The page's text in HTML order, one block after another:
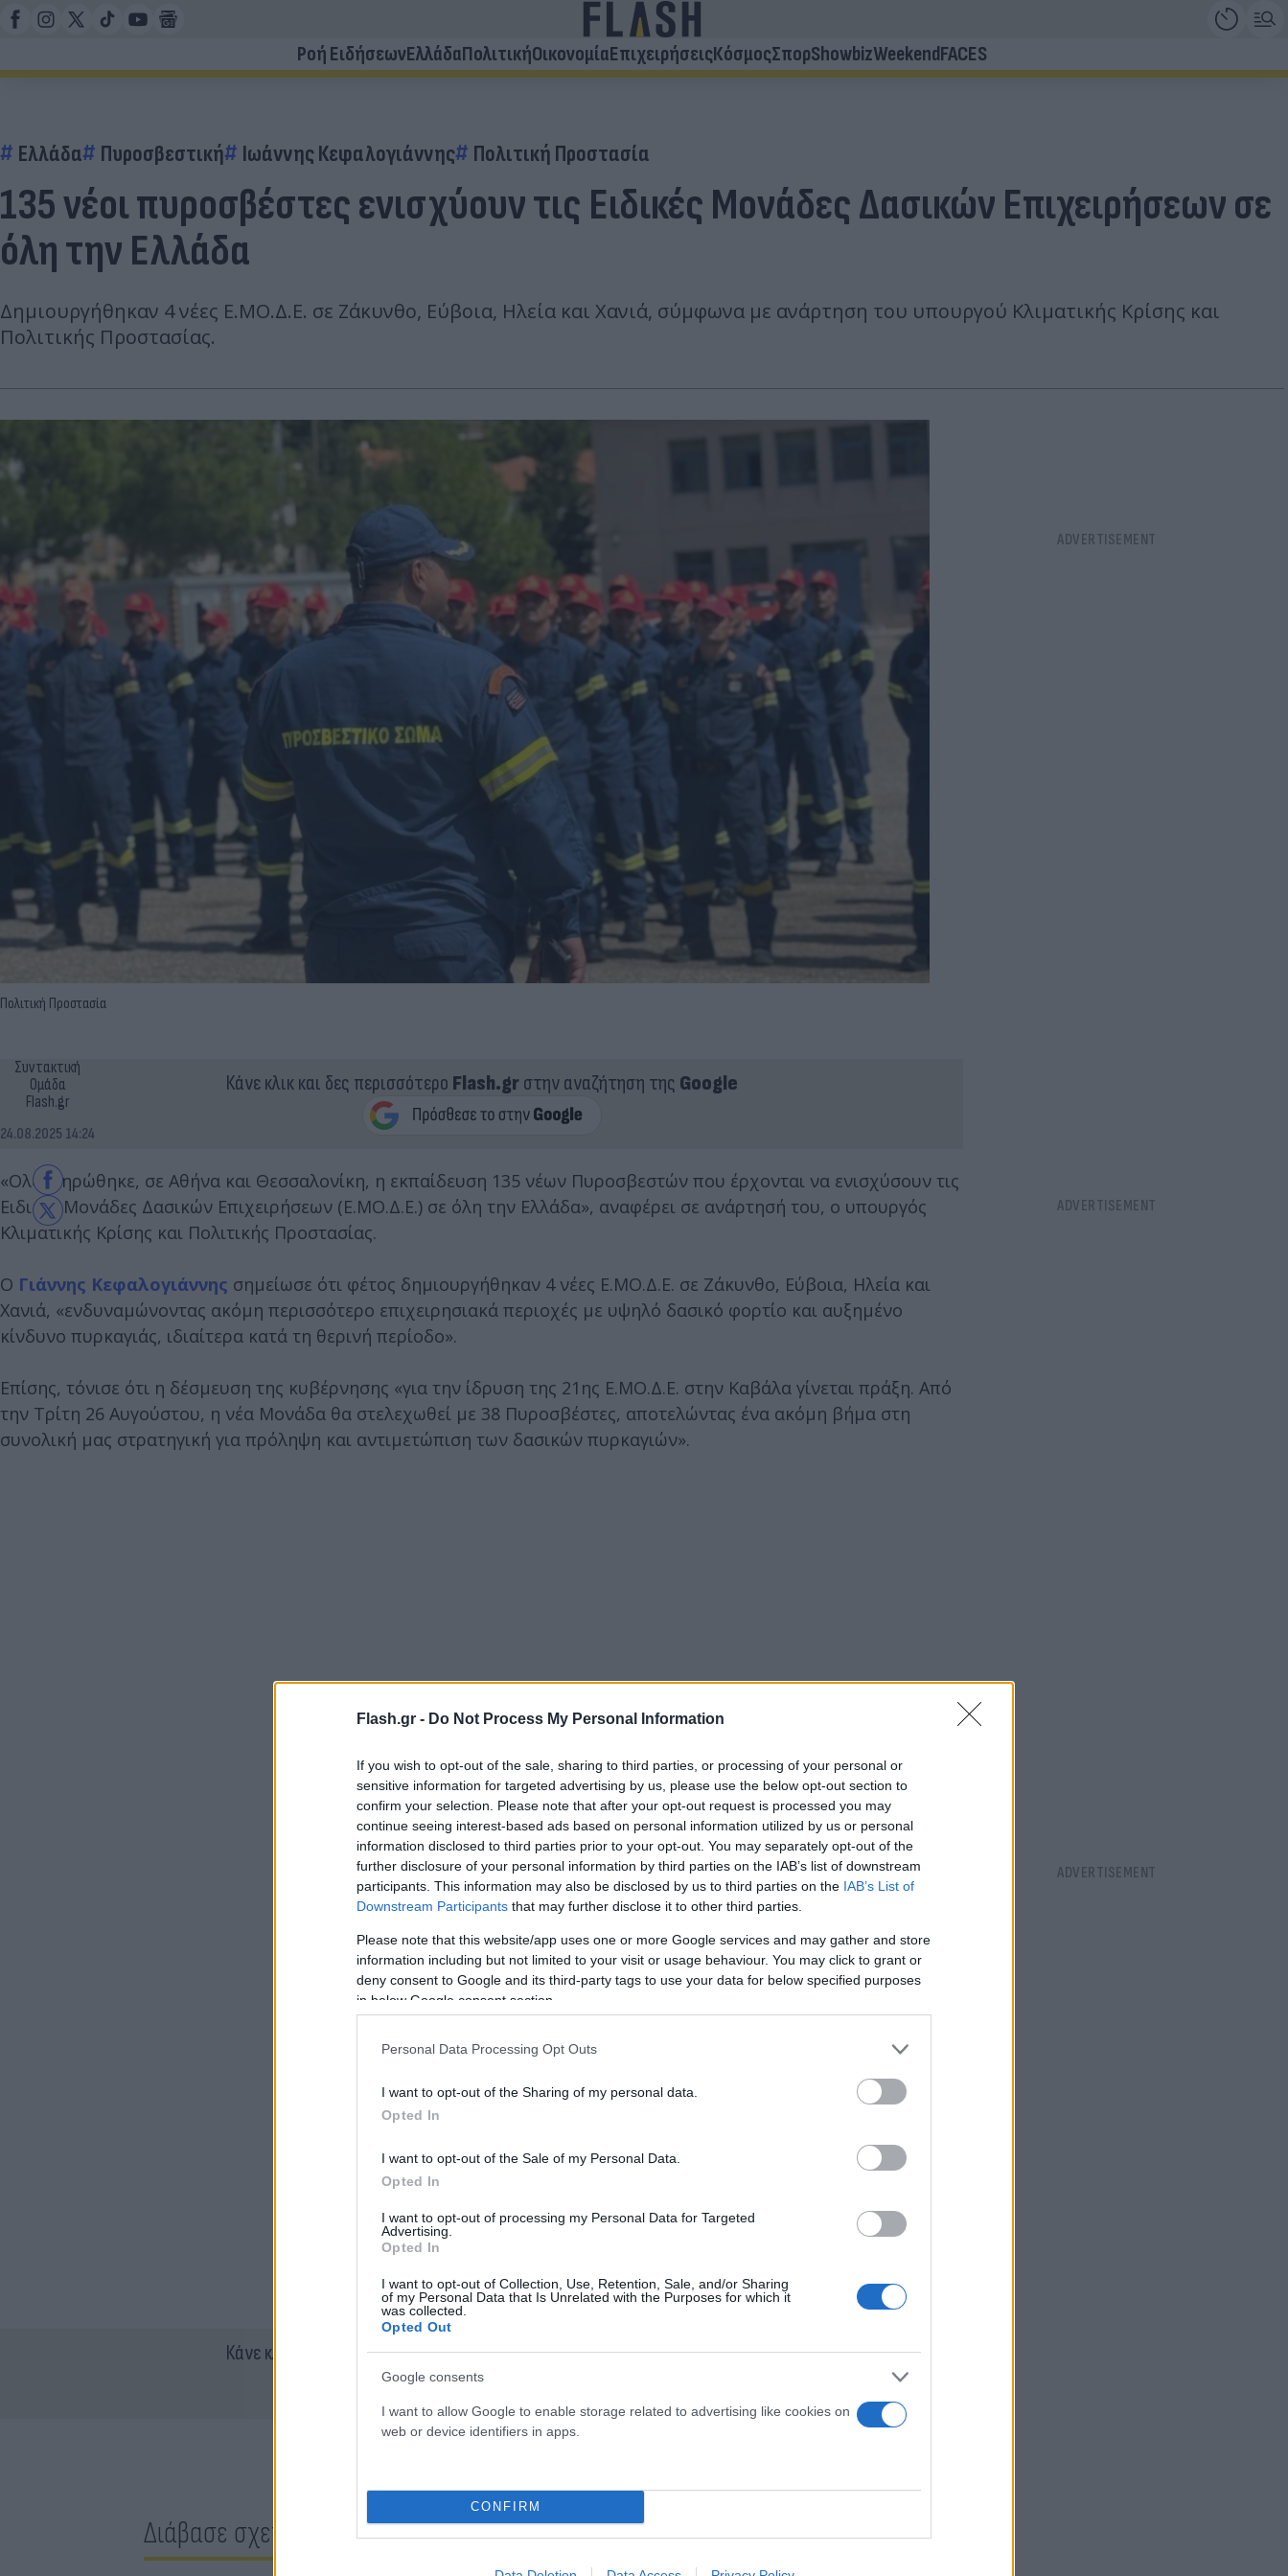
Flash.gr - Do Not Process My Personal Information
If you wish to opt-out of the sale, sharing to third parties, or processing of your personal or
sensitive information for targeted advertising by us, please use the below opt-out section to
confirm your selection. Please note that after your opt-out request is processed you may
continue seeing interest-based ads based on personal information utilized by us or personal
information disclosed to third parties prior to your opt-out. You may separately opt-out of the
further disclosure of your personal information by third parties on the IAB’s list of downstream
participants. This information may also be disclosed by us to third parties on the IAB’s List of
Downstream Participants that may further disclose it to other third parties.
Please note that this website/app uses one or more Google services and may gather and store
information including but not limited to your visit or usage behaviour. You may click to grant or
deny consent to Google and its third-party tags to use your data for below specified purposes
in below Google consent section.
Personal Data Processing Opt Outs
I want to opt-out of the Sharing of my personal data.
Opted In
I want to opt-out of the Sale of my Personal Data.
Opted In
I want to opt-out of processing my Personal Data for Targeted
Advertising.
Opted In
I want to opt-out of Collection, Use, Retention, Sale, and/or Sharing
of my Personal Data that Is Unrelated with the Purposes for which it
was collected.
Opted Out
Google consents
I want to allow Google to enable storage related to advertising like cookies on
web or device identifiers in apps.
CONFIRM
Ροή ΕιδήσεωνΕλλάδαΠολιτικήΟικονομίαΕπιχειρήσειςΚόσμοςΣπορShowbizWeekendFACES
Ελλάδα Πυροσβεστική Ιωάννης Κεφαλογιάννης Πολιτική Προστασία
135 νέοι πυροσβέστες ενισχύουν τις Ειδικές Μονάδες Δασικών Επιχειρήσεων σε
όλη την Ελλάδα
Δημιουργήθηκαν 4 νέες Ε.ΜΟ.Δ.Ε. σε Ζάκυνθο, Εύβοια, Ηλεία και Χανιά, σύμφωνα με ανάρτηση του υπουργού Κλιματικής Κρίσης και
Πολιτικής Προστασίας.
Πολιτική Προστασία
Συντακτική
Ομάδα
Flash.gr
24.08.2025 14:24
Κάνε κλικ και δες περισσότερο Flash.grστην αναζήτηση της Google
«Ολοκληρώθηκε, σε Αθήνα και Θεσσαλονίκη, η εκπαίδευση 135 νέων Πυροσβεστών που έρχονται να ενισχύσουν τις
Ειδικές Μονάδες Δασικών Επιχειρήσεων (Ε.ΜΟ.Δ.Ε.) σε όλη την Ελλάδα», αναφέρει σε ανάρτησή του, ο υπουργός
Κλιματικής Κρίσης και Πολιτικής Προστασίας.
Ο Γιάννης Κεφαλογιάννης σημείωσε ότι φέτος δημιουργήθηκαν 4 νέες Ε.ΜΟ.Δ.Ε. σε Ζάκυνθο, Εύβοια, Ηλεία και
Χανιά, «ενδυναμώνοντας ακόμη περισσότερο επιχειρησιακά περιοχές με υψηλό δασικό φορτίο και αυξημένο
κίνδυνο πυρκαγιάς, ιδιαίτερα κατά τη θερινή περίοδο».
Επίσης, τόνισε ότι η δέσμευση της κυβέρνησης «για την ίδρυση της 21ης Ε.ΜΟ.Δ.Ε. στην Καβάλα γίνεται πράξη. Από
την Τρίτη 26 Αυγούστου, η νέα Μονάδα θα στελεχωθεί με 38 Πυροσβέστες, αποτελώντας ένα ακόμη βήμα στη
συνολική μας στρατηγική για πρόληψη και αντιμετώπιση των δασικών πυρκαγιών».
Κάνε κλικ και δες περισσότεροFlash.grστην αναζήτηση τηςGoogle
Διάβασε σχετικά